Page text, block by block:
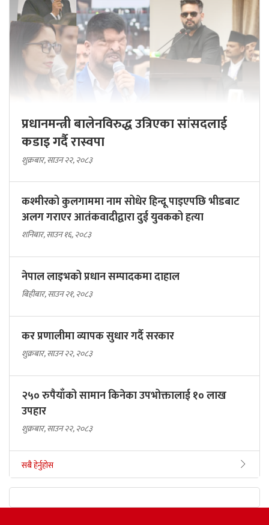
प्रधानमन्त्री बालेनविरुद्ध उत्रिएका सांसदलाई
कडाइ गर्दै रास्वपा
शुक्रबार, साउन २२, २०८३
कश्मीरको कुलगाममा नाम सोधेर हिन्दू पाइएपछि भीडबाट
अलग गराएर आतंकवादीद्वारा दुई युवकको हत्या
शनिबार, साउन १६, २०८३
नेपाल लाइभको प्रधान सम्पादकमा दाहाल
बिहीबार, साउन २१, २०८३
कर प्रणालीमा व्यापक सुधार गर्दै सरकार
शुक्रबार, साउन २२, २०८३
२५० रुपैयाँको सामान किनेका उपभोक्तालाई १० लाख
उपहार
शुक्रबार, साउन २२, २०८३
सबै हेर्नुहोस